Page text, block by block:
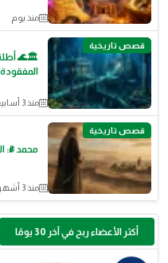
منذ يوم
قصص تاريخية
🏛️🌊
منذ 3 أسابيع
قصص تاريخية
محمد ﷺ:
منذ 3 أشهر
أكثر الأعضاء ربح في آخر 30 يومًا